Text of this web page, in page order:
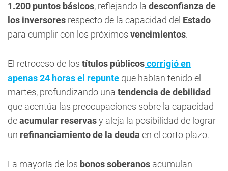
1.200 puntos básicos, reflejando la desconfianza de
los inversores respecto de la capacidad del Estado
para cumplir con los próximos vencimientos.
El retroceso de los títulos públicoscorrigió en
apenas 24 horas el repunte que habían tenido el
martes, profundizando una tendencia de debilidad
que acentúa las preocupaciones sobre la capacidad
deacumular reservasy aleja la posibilidad de lograr
un refinanciamiento de la deuda en el corto plazo.
La mayoría de los bonos soberanos acumulan